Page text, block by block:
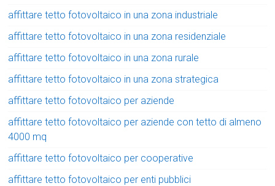
affittare tetto fotovoltaico in una zona industriale
affittare tetto fotovoltaico in una zona residenziale
affittare tetto fotovoltaico in una zona rurale
affittare tetto fotovoltaico in una zona strategica
affittare tetto fotovoltaico per aziende
affittare tetto fotovoltaico per aziende con tetto di almeno
4000 mq
affittare tetto fotovoltaico per cooperative
affittare tetto fotovoltaico per enti pubblici